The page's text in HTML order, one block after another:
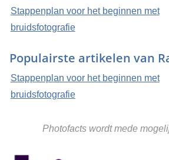
Stappenplan voor het beginnen met
bruidsfotografie
Populairste artikelen van
Stappenplan voor het beginnen met
bruidsfotografie
Photofacts wordt mede